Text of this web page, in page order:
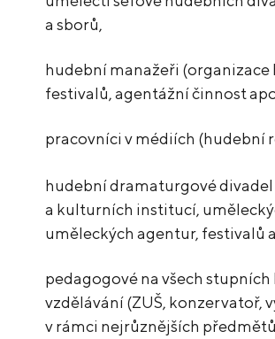
a sborů,
hudební manažeři (organizace
festivalů, agentážní činnost
pracovníci v médiích (hudební
hudební dramaturgové divadel
a kulturních institucí,
uměleckých agentur, festivalů
pedagogové na všech
vzdělávání (ZUŠ, konzervatoř,
v rámci nejrůznějších